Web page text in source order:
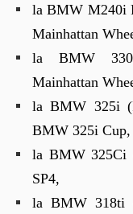
la BMW M240i
Mainhattan
la BMW
Mainhattan
la BMW 325i
BMW 325i Cup,
la BMW 325Ci
SP4,
la BMW 318ti